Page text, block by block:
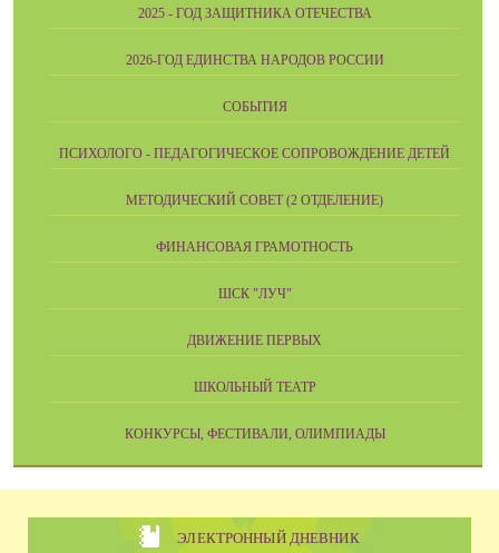
2025 - ГОД ЗАЩИТНИКА ОТЕЧЕСТВА
2026-ГОД ЕДИНСТВА НАРОДОВ РОССИИ
СОБЫТИЯ
ПСИХОЛОГО - ПЕДАГОГИЧЕСКОЕ СОПРОВОЖДЕНИЕ ДЕТЕЙ
МЕТОДИЧЕСКИЙ СОВЕТ (2 ОТДЕЛЕНИЕ)
ФИНАНСОВАЯ ГРАМОТНОСТЬ
ШСК "ЛУЧ"
ДВИЖЕНИЕ ПЕРВЫХ
ШКОЛЬНЫЙ ТЕАТР
КОНКУРСЫ, ФЕСТИВАЛИ, ОЛИМПИАДЫ
ЭЛЕКТРОННЫЙ ДНЕВНИК